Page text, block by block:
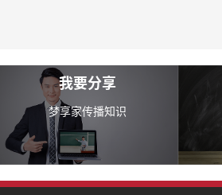
我要分享
梦享家传播知识